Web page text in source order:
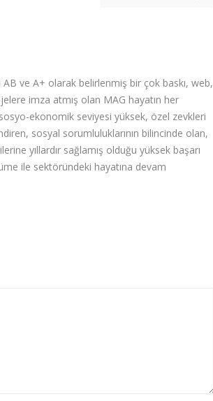
AB ve A+ olarak belirlenmiş bir çok baskı, web,
imza atmış olan MAG hayatın her
ekonomik seviyesi yüksek, özel zevkleri
sosyal sorumluluklarının bilincinde olan,
yıllardır sağlamış olduğu yüksek başarı
ile sektöründeki hayatına devam